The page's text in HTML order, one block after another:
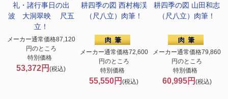
礼・諸行事日の出
波 大洞翠映 尺五
立！
メーカー通常価格87,120
円のところ
特別価格
53,372円(税込)
耕四季の図 西村梅渓
（尺八立）肉筆！
メーカー通常価格72,600
円のところ
特別価格
55,550円(税込)
耕四季の図 山田和志
（尺八立）肉筆！
メーカー通常価格79,860
円のところ
特別価格
60,995円 (税込)